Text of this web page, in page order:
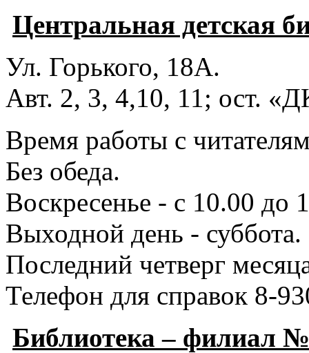
Центральная детская
Ул. Горького, 18А.
Авт. 2, 3, 4,10, 11; ост.
Время работы с
Без обеда.
Воскресенье - с 10.00 до
Выходной день - суббота.
Последний четверг
Телефон для справок 8-
Библиотека – филиал